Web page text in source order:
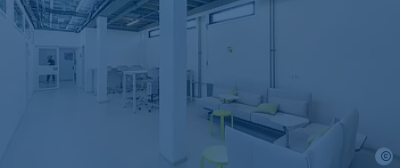
Name:
cookie_consent
Zweck:
Dieser Cookie speichert die ausgewählten
Einverständnis-Optionen des Benutzers